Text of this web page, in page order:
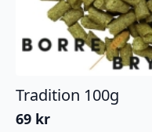
Tradition 100g
69 kr